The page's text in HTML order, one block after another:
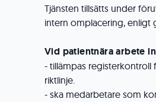
Tjänsten tillsätts under
intern omplacering, enligt
Vid patientnära arbete
- tillämpas
riktlinje.
- ska medarbetare som